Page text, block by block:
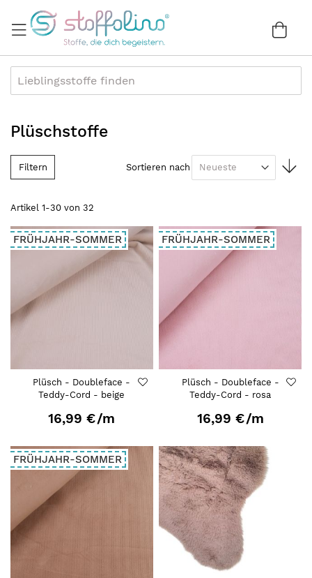
Inhalt
Plüschstoffe
Artikel 1-30 von 32
Sortieren nach
FRÜHJAHR-SOMMER
Plüsch - Doubleface -
Teddy-Cord - beige
16,99 €/m
FRÜHJAHR-SOMMER
Plüsch - Doubleface -
Teddy-Cord - rosa
16,99 €/m
FRÜHJAHR-SOMMER
Filtern